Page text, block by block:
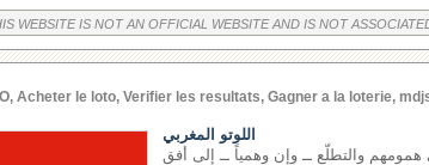
WEBSITE IS NOT AN OFFICIAL WEBSITE AND IS NOT
Acheter le loto, Verifier les resultats, Gagner a la loterie,
اللوتو المغربي
همومهم والتطلّع ــ وإن وهمياً ــ إلى أفق